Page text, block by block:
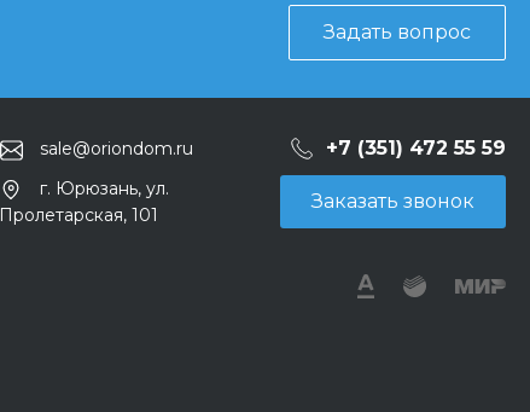
Задать вопрос
sale@oriondom.ru +7 (351) 472 55 59
г. Юрюзань, ул.
Пролетарская, 101
Заказать звонок